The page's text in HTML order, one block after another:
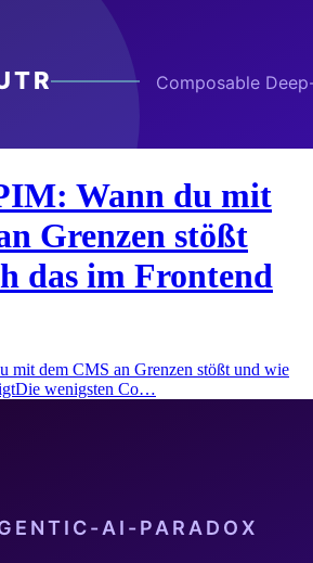
Wann du mit
Grenzen stößt
das im Frontend
mit dem CMS an Grenzen stößt und wie
wenigsten Co…